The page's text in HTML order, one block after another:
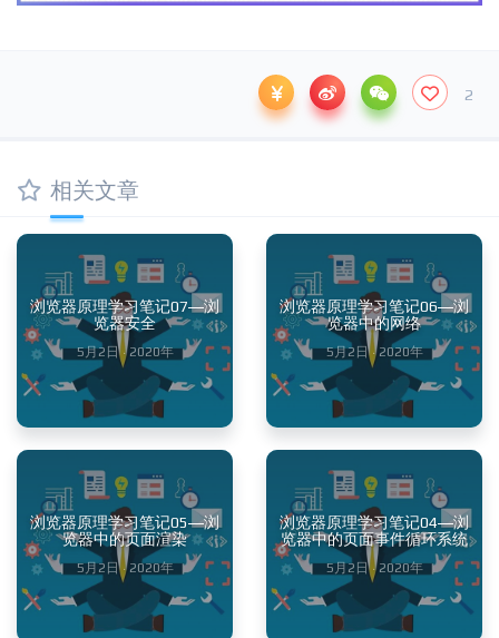
2
相关文章
浏览器原理学习笔记07—浏
览器安全
5月2日 · 2020年
浏览器原理学习笔记06—浏
览器中的网络
5月2日 · 2020年
浏览器原理学习笔记05—浏
览器中的页面渲染
5月2日 · 2020年
浏览器原理学习笔记04—浏
览器中的页面事件循环系统
5月2日 · 2020年